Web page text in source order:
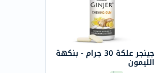
جينجر علكة 30 جرام - بنكهة
الليمون